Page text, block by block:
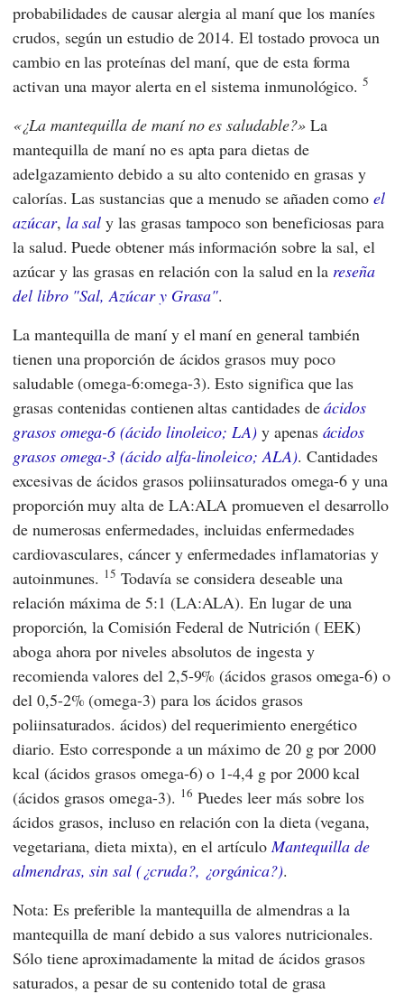
probabilidades de causar alergia al maní que los maníes
crudos, según un estudio de 2014. El tostado provoca un
cambio en las proteínas del maní, que de esta forma
activan una mayor alerta en el sistema inmunológico.5
¿La mantequilla de maní no es saludable? La
mantequilla de maní no es apta para dietas de
adelgazamiento debido a su alto contenido en grasas y
calorías. Las sustancias que a menudo se añaden comoel
azúcar, la sal y las grasas tampoco son beneficiosas para
la salud. Puede obtener más información sobre la sal, el
azúcar y las grasas en relación con la salud en la reseña
del libro "Sal, Azúcar y Grasa".
La mantequilla de maní y el maní en general también
tienen una proporción de ácidos grasos muy poco
saludable (omega-6:omega-3). Esto significa que las
grasas contenidas contienen altas cantidades deácidos
grasos omega-6 (ácido linoleico; LA) y apenas ácidos
grasos omega-3 (ácido alfa-linoleico; ALA). Cantidades
excesivas de ácidos grasos poliinsaturados omega-6 y una
proporción muy alta de LA:ALA promueven el desarrollo
de numerosas enfermedades, incluidas enfermedades
cardiovasculares, cáncer y enfermedades inflamatorias y
autoinmunes. 15 Todavía se considera deseable una
relación máxima de 5:1 (LA:ALA). En lugar de una
proporción, laComisión Federal de Nutrición (EEK)
aboga ahora por niveles absolutos de ingesta y
recomienda valores del 2,5-9% (ácidos grasos omega-6) o
del 0,5-2% (omega-3) para los ácidos grasos
poliinsaturados. ácidos) del requerimiento energético
diario. Esto corresponde a un máximo de 20 g por 2000
kcal (ácidos grasos omega-6) o 1-4,4 g por 2000 kcal
(ácidos grasos omega-3). 16 Puedes leer más sobre los
ácidos grasos, incluso en relación con la dieta (vegana,
vegetariana, dieta mixta), en el artículo Mantequilla de
almendras, sin sal (¿cruda?, ¿orgánica?).
Nota: Es preferible la mantequilla de almendras a la
mantequilla de maní debido a sus valores nutricionales.
Sólo tiene aproximadamente la mitad de ácidos grasos
saturados, a pesar de su contenido total de grasa